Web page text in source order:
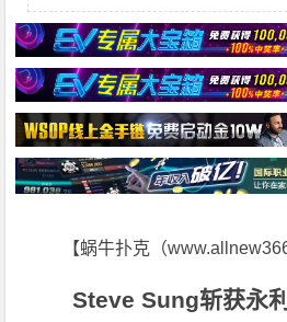
【蜗牛扑克（
Steve Sung斩获永